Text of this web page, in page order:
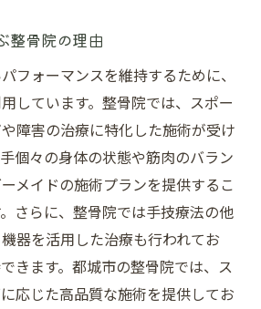
整骨院の理由
フォーマンスを維持するために、
しています。整骨院では、スポー
障害の治療に特化した施術が受け
個々の身体の状態や筋肉のバラン
メイドの施術プランを提供するこ
さらに、整骨院では手技療法の他
器を活用した治療も行われてお
きます。都城市の整骨院では、ス
応じた高品質な施術を提供してお